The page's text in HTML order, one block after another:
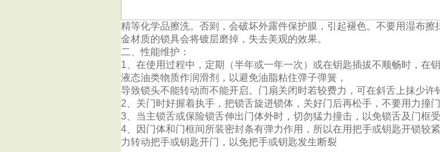
精等化学品擦洗。否则，会破坏外露件保护膜，引起褪色。不要用湿布
金材质的锁具会将镀层磨掉，失去美观的效果。
二、性能维护：
1、在使用过程中，定期（半年或一年一次）或在钥匙插拔不顺畅时，在
液态油类物质作润滑剂，以避免油脂粘住弹子弹簧，
导致锁头不能转动而不能开启。门扇关闭时若较费力，可在斜舌上抹少许
2、关门时好握着执手，把锁舌旋进锁体，关好门后再松手，不要用力撞
3、当主锁舌或保险锁舌伸出门体外时，切勿猛力撞击，以免锁舌及门框受
4、因门体和门框间所装密封条有弹力作用，所以在用把手或钥匙开锁较
力转动把手或钥匙开门，以免把手或钥匙发生断裂